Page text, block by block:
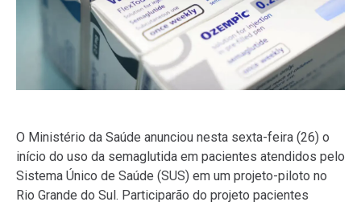
O Ministério da Saúde anunciou nesta sexta-feira (26) o
início do uso da semaglutida em pacientes atendidos pelo
Sistema Único de Saúde (SUS) em um projeto-piloto no
Rio Grande do Sul. Participarão do projeto pacientes